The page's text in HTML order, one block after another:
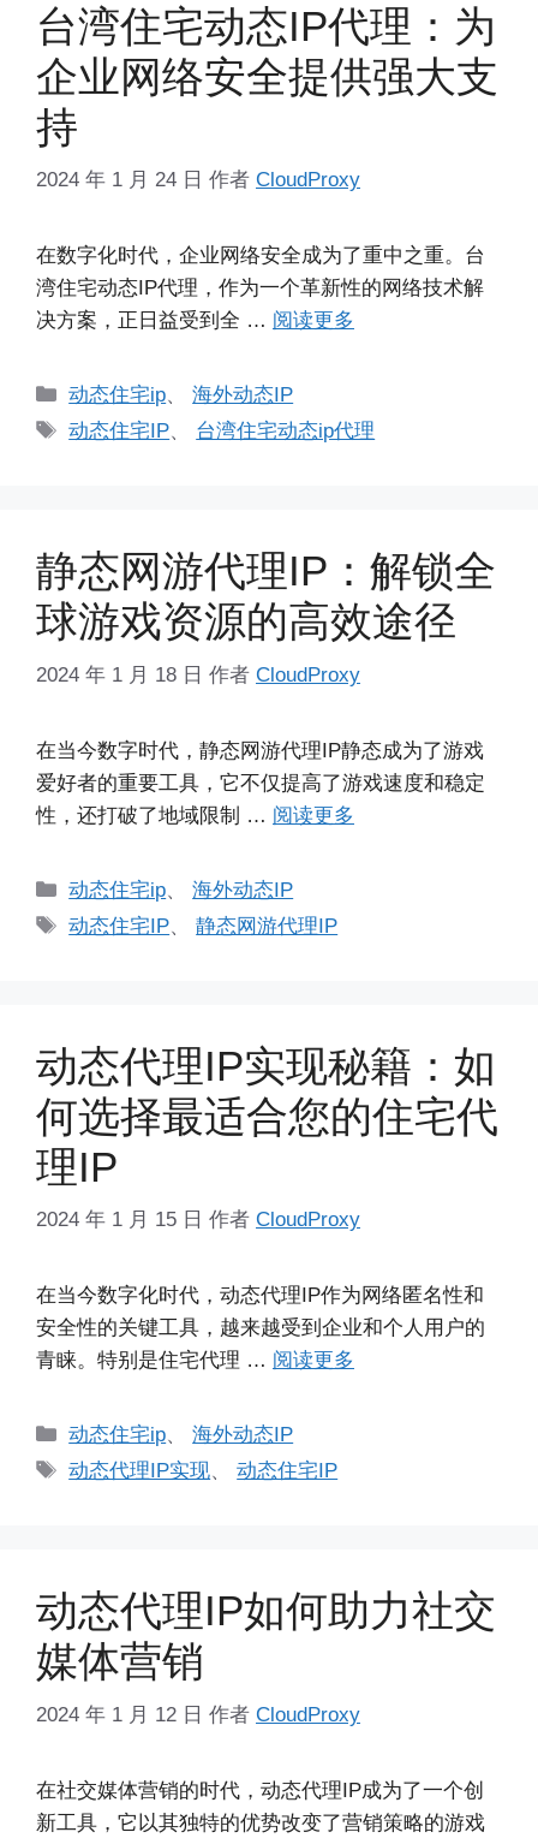
台湾住宅动态IP代理：为
企业网络安全提供强大支
持
2024 年 1 月 24 日 作者 CloudProxy
在数字化时代，企业网络安全成为了重中之重。台
湾住宅动态IP代理，作为一个革新性的网络技术解
决方案，正日益受到全 … 阅读更多
分
类
动态住宅ip、海外动态IP
标
动态住宅IP、 台湾住宅动态ip代理
静态网游代理IP：解锁全
球游戏资源的高效途径
2024 年 1 月 18 日 作者 CloudProxy
在当今数字时代，静态网游代理IP静态成为了游戏
爱好者的重要工具，它不仅提高了游戏速度和稳定
性，还打破了地域限制 … 阅读更多
分
类
动态住宅ip、海外动态IP
标
动态住宅IP、静态网游代理IP
动态代理IP实现秘籍：如
何选择最适合您的住宅代
理IP
2024 年 1 月 15 日 作者 CloudProxy
在当今数字化时代，动态代理IP作为网络匿名性和
安全性的关键工具，越来越受到企业和个人用户的
青睐。特别是住宅代理 … 阅读更多
分
类
动态住宅ip、海外动态IP
标
动态代理IP实现、动态住宅IP
动态代理IP如何助力社交
媒体营销
2024 年 1 月 12 日 作者 CloudProxy
在社交媒体营销的时代，动态代理IP成为了一个创
新工具，它以其独特的优势改变了营销策略的游戏